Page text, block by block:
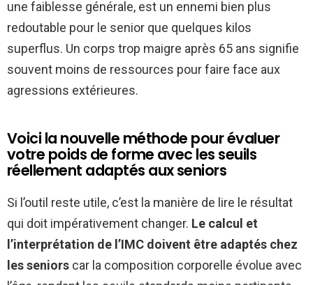
une faiblesse générale, est un ennemi bien plus
redoutable pour le senior que quelques kilos
superflus. Un corps trop maigre après 65 ans signifie
souvent moins de ressources pour faire face aux
agressions extérieures.
Voici la nouvelle méthode pour évaluer
votre poids de forme avec les seuils
réellement adaptés aux seniors
Si l’outil reste utile, c’est la manière de lire le résultat
qui doit impérativement changer. Le calcul et
l’interprétation de l’IMC doivent être adaptés chez
les seniors car la composition corporelle évolue avec